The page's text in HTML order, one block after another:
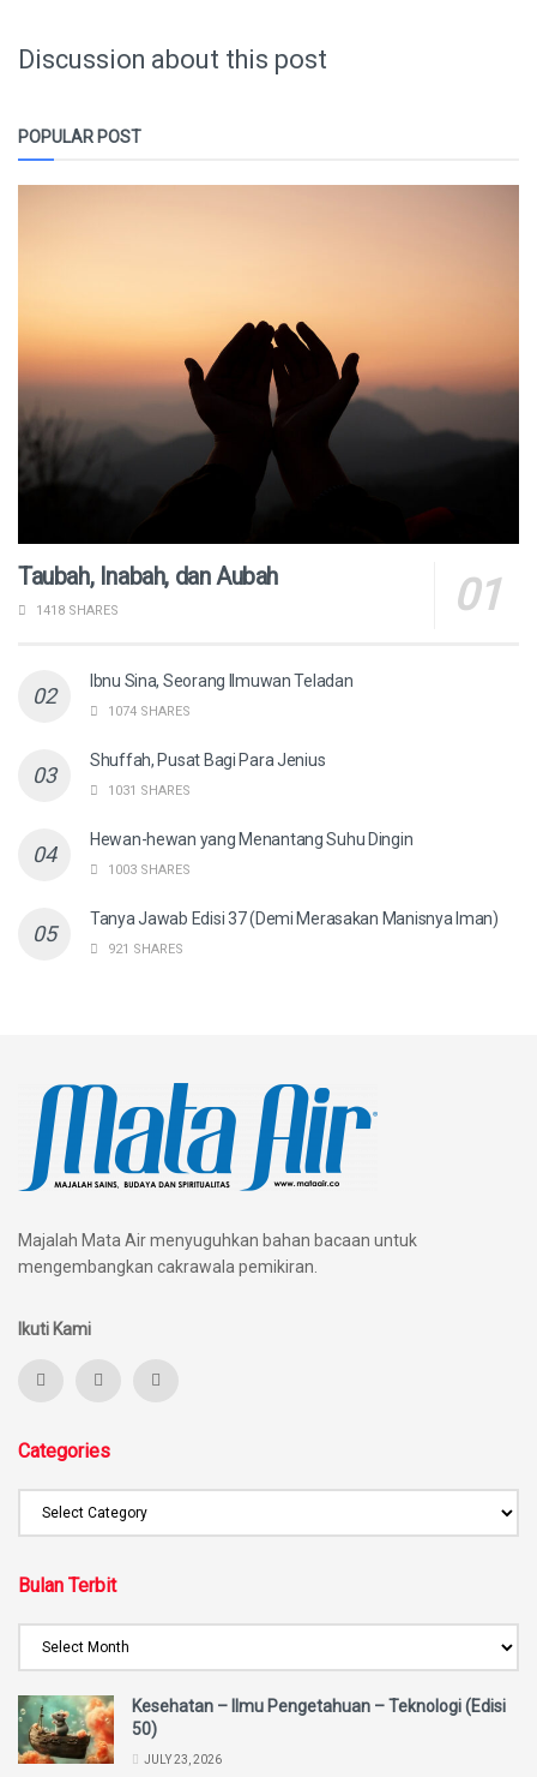
Discussion about this post
POPULAR POST
Taubah, Inabah, dan Aubah
1418 SHARES
Ibnu Sina, Seorang Ilmuwan Teladan
1074 SHARES
Shuffah, Pusat Bagi Para Jenius
1031 SHARES
Hewan-hewan yang Menantang Suhu Dingin
1003 SHARES
Tanya Jawab Edisi 37 (Demi Merasakan Manisnya Iman)
921 SHARES
Majalah Mata Air menyuguhkan bahan bacaan untuk
mengembangkan cakrawala pemikiran.
Ikuti Kami
Categories
Bulan Terbit
Kesehatan – Ilmu Pengetahuan – Teknologi (Edisi
50)
JULY 23, 2026